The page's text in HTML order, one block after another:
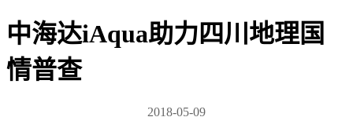
中海达iAqua助力四川地理国
情普查
2018-05-09